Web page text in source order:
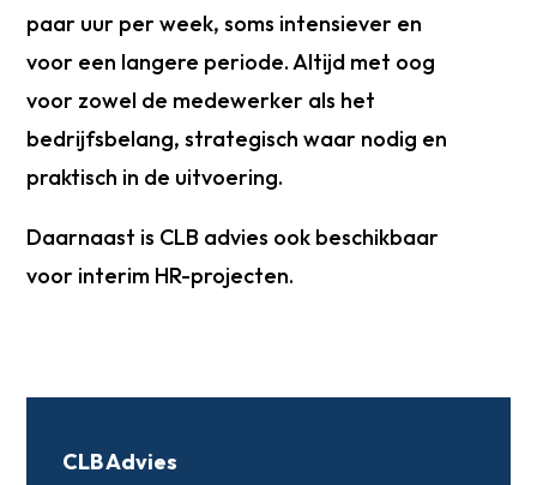
paar uur per week, soms intensiever en
voor een langere periode. Altijd met oog
voor zowel de medewerker als het
bedrijfsbelang, strategisch waar nodig en
praktisch in de uitvoering.
Daarnaast is CLB advies ook beschikbaar
voor interim HR-projecten.
CLB Advies